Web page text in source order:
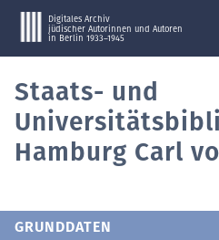
Digitales Archiv
jüdischer Autorinnen und Autoren
in Berlin 1933–1945
Staats- und
Hamburg Carl
GRUNDDATEN